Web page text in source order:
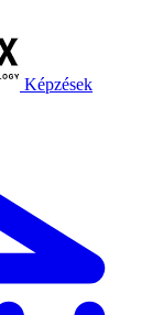
Képzések